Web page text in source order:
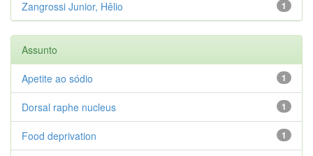
1
Zangrossi Junior, Hêlio
Assunto
1
Apetite ao sódio
1
Dorsal raphe nucleus
1
Food deprivation